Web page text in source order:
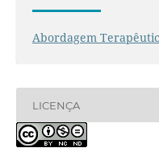
Abordagem
LICENÇA